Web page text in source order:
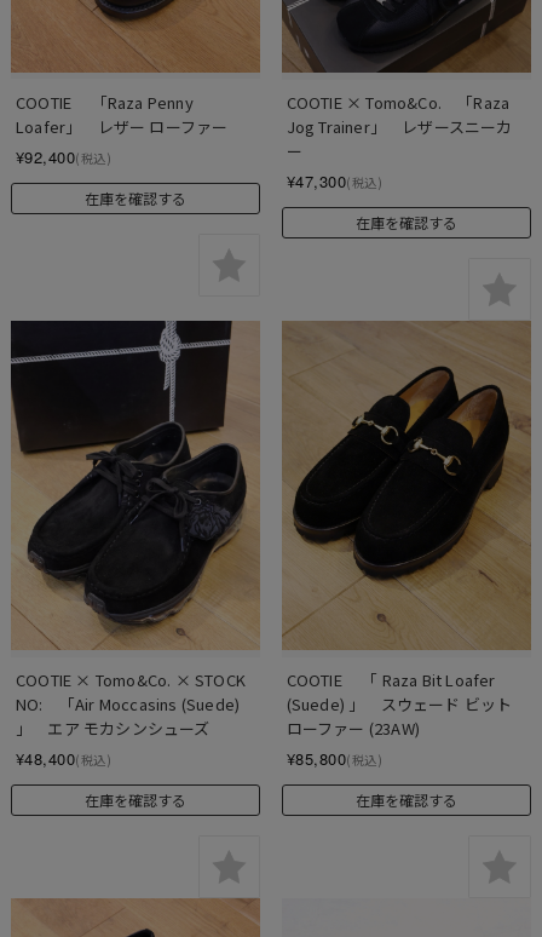
COOTIE 　「Raza Penny
Loafer」　レザー ローファー
¥92,400(税込)
在庫を確認する
COOTIE × Tomo&Co.　「Raza
Jog Trainer」　レザースニーカ
ー
¥47,300(税込)
在庫を確認する
COOTIE × Tomo&Co. × STOCK
NO:　「Air Moccasins (Suede)
」　エア モカシンシューズ
¥48,400(税込)
在庫を確認する
COOTIE 　「 Raza Bit Loafer
(Suede) 」　スウェード ビット
ローファー (23AW)
¥85,800(税込)
在庫を確認する